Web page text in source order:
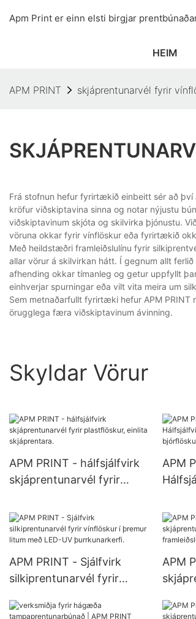
Apm Print er einn elsti birgjar
HEIM
APM PRINT skjáprentunarvél fyrir
Frá stofnun hefur fyrirtækið einbeitt sér að
kröfur viðskiptavina sinna og notar nýjustu
viðskiptavinum skjóta og skilvirka þjónustu.
vöruna okkar fyrir vínflöskur eða fyrirtækið
Með heildstæðri framleiðslulínu fyrir
allar vörur á skilvirkan hátt. Í gegnum allt
afhending okkar tímanleg og getur uppfyllt
einhverjar spurningar eða vilt vita meira um
Sem metnaðarfullt fyrirtæki hefur APM PRINT
örugglega færa viðskiptavinum ávinning.
Skyldar Vörur
APM PRINT - hálfsjálfvirk
skjáprentunarvél fyrir
skjáprentara.
APM
APM PRINT - Sjálfvirk
silkiprentunarvél fyrir
með LED-UV
APM